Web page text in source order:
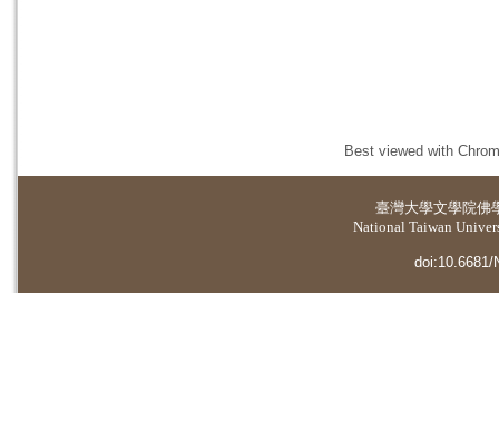
Best viewed with
臺灣大學文學院佛
National Taiwan
doi:10.6681/